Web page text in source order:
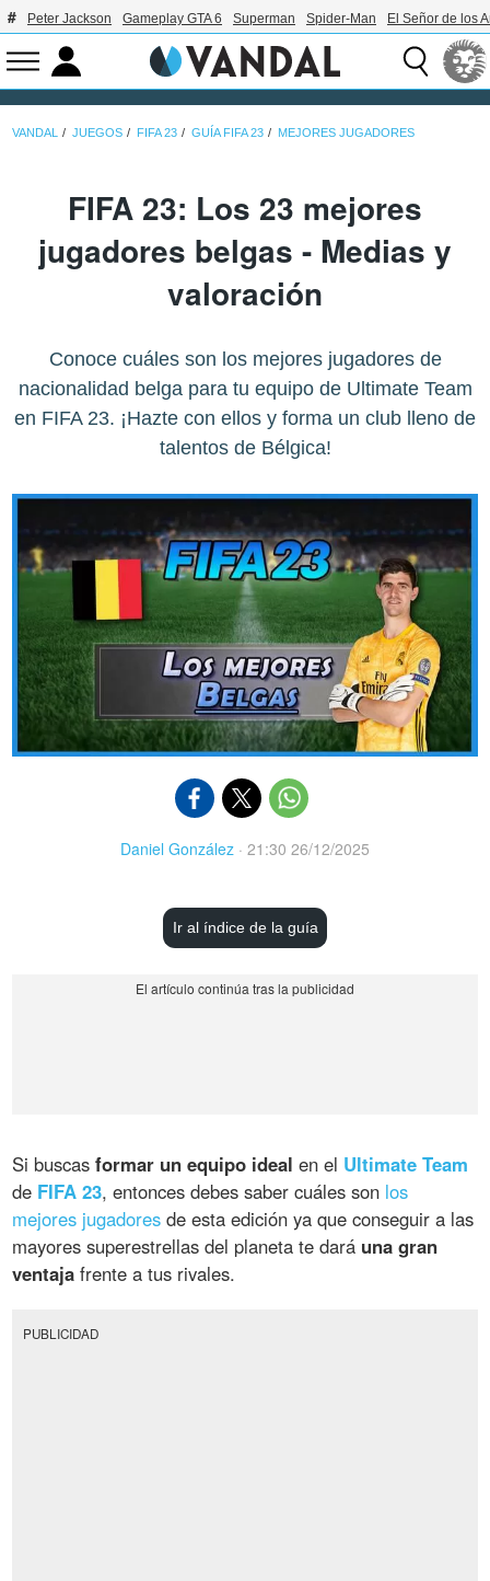
Peter Jackson Gameplay GTA 6 Superman Spider-Man El Señor de los
VANDAL JUEGOS FIFA 23 GUÍA FIFA 23 MEJORES JUGADORES
FIFA 23: Los 23 mejores
jugadores belgas - Medias y
valoración
Conoce cuáles son los mejores jugadores de
nacionalidad belga para tu equipo de Ultimate Team
en FIFA 23. ¡Hazte con ellos y forma un club lleno de
talentos de Bélgica!
Daniel González · 21:30 26/12/2025
Ir al índice de la guía
Si buscasformar un equipo ideal en el Ultimate Team
de FIFA 23, entonces debes saber cuáles son los
mejores jugadores de esta edición ya que conseguir a las
mayores superestrellas del planeta te dará una gran
ventaja frente a tus rivales.
PUBLICIDAD